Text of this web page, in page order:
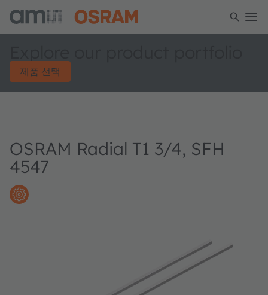
제품 선택
OSRAM Radial T1 3/4, SFH
4547